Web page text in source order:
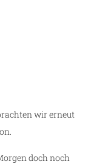
wir erneut
doch noch